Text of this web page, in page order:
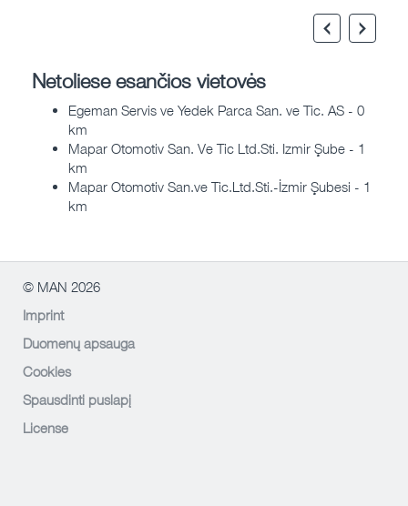
Netoliese esančios vietovės
Egeman Servis ve Yedek Parca San. ve Tic. AS - 0
km
Mapar Otomotiv San. Ve Tic Ltd.Sti. Izmir Şube - 1
km
Mapar Otomotiv San.ve Tic.Ltd.Sti.-İzmir Şubesi - 1
km
© MAN 2026
Imprint
Duomenų apsauga
Cookies
Spausdinti puslapį
License